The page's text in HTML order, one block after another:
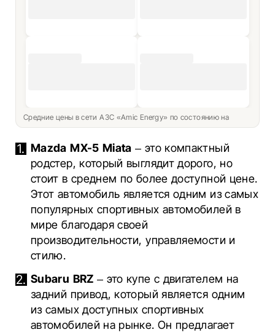
Средние цены в сети АЗС «Amic Energy» по состоянию на
Mazda MX-5 Miata – это компактный
родстер, который выглядит дорого, но
стоит в среднем по более доступной цене.
Этот автомобиль является одним из самых
популярных спортивных автомобилей в
мире благодаря своей
производительности, управляемости и
стилю.
Subaru BRZ – это купе с двигателем на
задний привод, который является одним
из самых доступных спортивных
автомобилей на рынке. Он предлагает